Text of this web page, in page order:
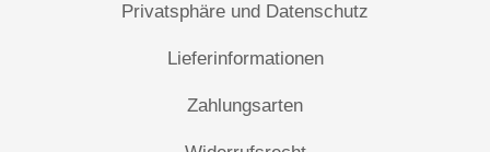
Privatsphäre und Datenschutz
Lieferinformationen
Zahlungsarten